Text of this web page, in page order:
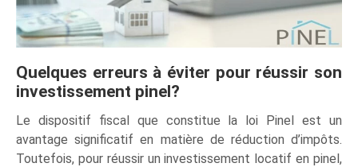
Quelques erreurs à éviter pour réussir son
investissement pinel?
Le dispositif fiscal que constitue la loi Pinel est un
avantage significatif en matière de réduction d’impôts.
Toutefois, pour réussir un investissement locatif en pinel,